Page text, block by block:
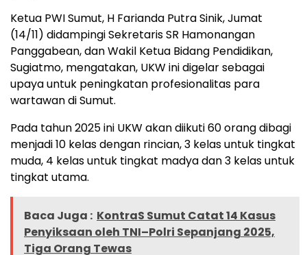
Ketua PWI Sumut, H Farianda Putra Sinik, Jumat
(14/11) didampingi Sekretaris SR Hamonangan
Panggabean, dan Wakil Ketua Bidang Pendidikan,
Sugiatmo, mengatakan, UKW ini digelar sebagai
upaya untuk peningkatan profesionalitas para
wartawan di Sumut.
Pada tahun 2025 ini UKW akan diikuti 60 orang dibagi
menjadi 10 kelas dengan rincian, 3 kelas untuk tingkat
muda, 4 kelas untuk tingkat madya dan 3 kelas untuk
tingkat utama.
Baca Juga : KontraS Sumut Catat 14 Kasus
Penyiksaan oleh TNI–Polri Sepanjang 2025,
Tiga Orang Tewas